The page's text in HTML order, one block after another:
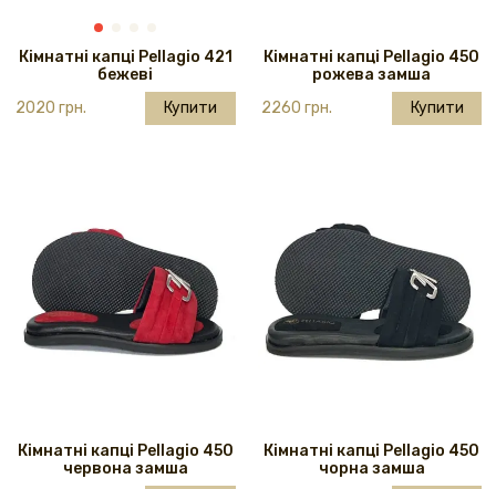
Кімнатні капці Pellagio 421
бежеві
2020 грн.
Купити
Кімнатні капці Pellagio 450
рожева замша
2260 грн.
Купити
Кімнатні капці Pellagio 450
червона замша
Кімнатні капці Pellagio 450
чорна замша